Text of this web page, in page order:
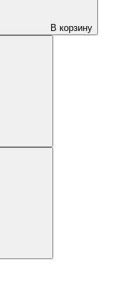
В корзину